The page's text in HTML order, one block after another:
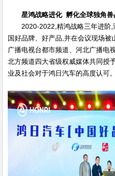
星鸿战略进化 孵化全球独角兽
2020-2022,精鸿战略三年进阶
国好品牌、好产品,并在会议现场
广播电视台都市频道、河北广播电
北方频道四大省级权威媒体共同授
业及社会对于鸿日汽车的高度认可。